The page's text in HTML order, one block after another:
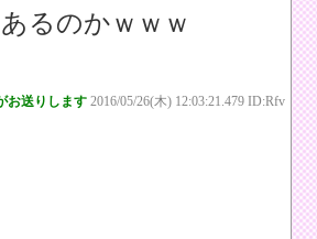
るのかｗｗｗ
お送りします 2016/05/26(木) 12:03:21.479 ID:Rfv